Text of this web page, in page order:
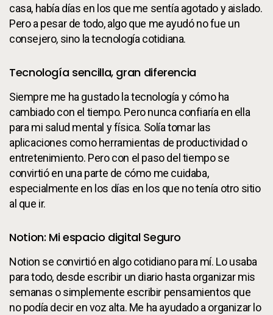
casa, había días en los que me sentía agotado y aislado.
Pero a pesar de todo, algo que me ayudó no fue un
consejero, sino la tecnología cotidiana.
Tecnología sencilla, gran diferencia
Siempre me ha gustado la tecnología y cómo ha
cambiado con el tiempo. Pero nunca confiaría en ella
para mi salud mental y física. Solía tomar las
aplicaciones como herramientas de productividad o
entretenimiento. Pero con el paso del tiempo se
convirtió en una parte de cómo me cuidaba,
especialmente en los días en los que no tenía otro sitio
al que ir.
Notion: Mi espacio digital Seguro
Notion se convirtió en algo cotidiano para mí. Lo usaba
para todo, desde escribir un diario hasta organizar mis
semanas o simplemente escribir pensamientos que
no podía decir en voz alta. Me ha ayudado a organizar lo